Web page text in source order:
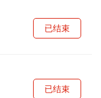
已结束
已结束